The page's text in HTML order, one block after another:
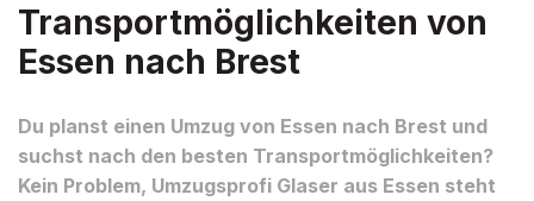
Transportmöglichkeiten von
Essen nach Brest
Du planst einen Umzug von Essen nach Brest und
suchst nach den besten Transportmöglichkeiten?
Kein Problem, Umzugsprofi Glaser aus Essen steht